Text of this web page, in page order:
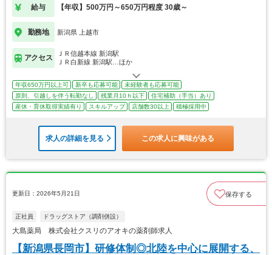
給与 【年収】500万円～650万円程度 30歳～
勤務地 新潟県 上越市
アクセス
ＪＲ信越本線 新潟駅
ＪＲ白新線 新潟駅…ほか
年収650万円以上可 新卒も応募可能
未経験者も応募可能
原則、引越しを伴う転勤なし
残業月10ｈ以下
住宅補助（手当）あり
産休・育休取得実績有り
スキルアップ 店舗数30以上 積極採用中
求人の詳細を見る この求人に興味がある
更新日：2026年5月21日 保存する
正社員 ドラッグストア（調剤併設）
大島薬局 株式会社クスリのアオキの薬剤師求人
【新潟県長岡市】研修体制◎北陸を中心に展開する、